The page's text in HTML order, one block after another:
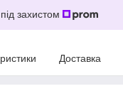
захистом
Доставка